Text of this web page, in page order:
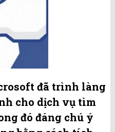
đã trình làng
cho dịch vụ tìm
đó đáng chú ý